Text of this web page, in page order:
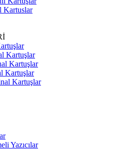
Kartuslar
Kartuşlar
Kartuşlar
Kartuşlar
Kartuşlar
Yazıcılar